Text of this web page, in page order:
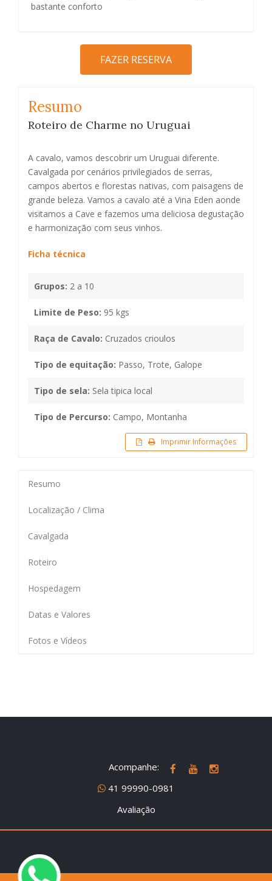
bastante conforto
Resumo
Roteiro de Charme no Uruguai
A cavalo, vamos descobrir um Uruguai diferente.
Cavalgada por cenários privilegiados de serras,
campos abertos e florestas nativas, com paisagens de
grande beleza. Vamos a cavalo até a Vina Eden aonde
visitamos a Cave e fazemos uma deliciosa degustação
e harmonização com seus vinhos.
Ficha técnica
Grupos: 2 a 10
Limite de Peso: 95 kgs
Raça de Cavalo: Cruzados crioulos
Tipo de equitação: Passo, Trote, Galope
Tipo de sela: Sela tipica local
Tipo de Percurso: Campo, Montanha
Imprimir Informações
Resumo
Localização / Clima
Cavalgada
Roteiro
Hospedagem
Datas e Valores
Fotos e Vídeos
Acompanhe:
41 99990-0981
Avaliação